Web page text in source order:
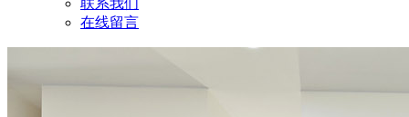
联系我们
在线留言